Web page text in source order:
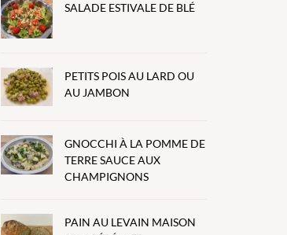
SALADE ESTIVALE DE BLÉ
PETITS POIS AU LARD OU
AU JAMBON
GNOCCHI À LA POMME DE
TERRE SAUCE AUX
CHAMPIGNONS
PAIN AU LEVAIN MAISON